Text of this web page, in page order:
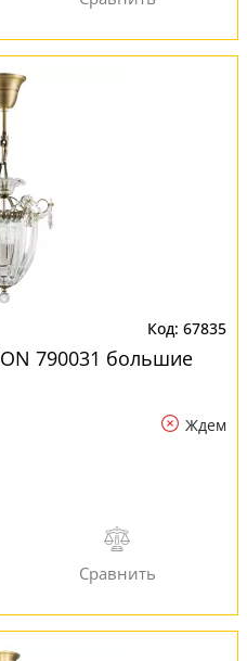
67835
790031 большие
Ждем